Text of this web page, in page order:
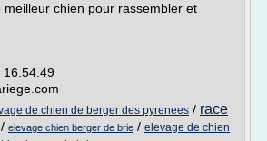
meilleur chien pour rassembler et
16:54:49
de chien de berger des pyrenees / race
/ elevage chien berger de brie / elevage de chien